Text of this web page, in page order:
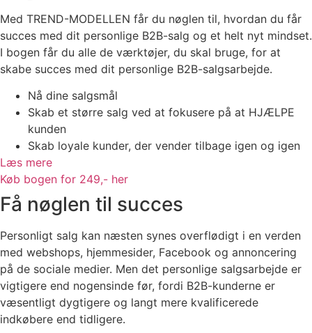
Med TREND-MODELLEN får du nøglen til, hvordan du får
succes med dit personlige B2B-salg og et helt nyt mindset.
I bogen får du alle de værktøjer, du skal bruge, for at
skabe succes med dit personlige B2B-salgsarbejde.
Nå dine salgsmål
Skab et større salg ved at fokusere på at HJÆLPE
kunden
Skab loyale kunder, der vender tilbage igen og igen
Læs mere
Køb bogen for 249,- her
Få nøglen til succes
Personligt salg kan næsten synes overflødigt i en verden
med webshops, hjemmesider, Facebook og annoncering
på de sociale medier. Men det personlige salgsarbejde er
vigtigere end nogensinde før, fordi B2B-kunderne er
væsentligt dygtigere og langt mere kvalificerede
indkøbere end tidligere.